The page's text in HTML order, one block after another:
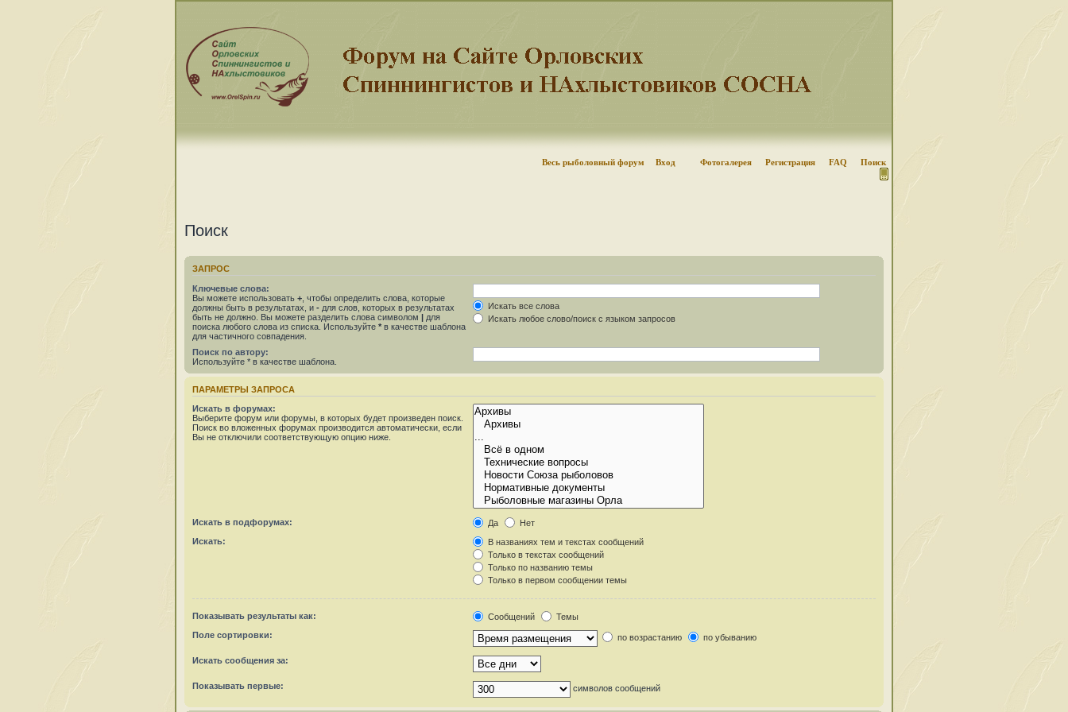
Весь рыболовный форум Вход Фотогалерея Регистрация FAQ Поиск
Поиск
ЗАПРОС
Ключевые слова:
Вы можете использовать + , чтобы определить слова, которые
должны быть в результатах, и - для слов, которых в результатах
быть не должно. Вы можете разделить слова символом | для
поиска любого слова из списка. Используйте * в качестве шаблона
для частичного совпадения.
Искать все слова
Искать любое слово/поиск с языком запросов
Поиск по автору:
Используйте * в качестве шаблона.
ПАРАМЕТРЫ ЗАПРОСА
Искать в форумах:
Выберите форум или форумы, в которых будет произведен поиск.
Поиск во вложенных форумах производится автоматически, если
Вы не отключили соответствующую опцию ниже.
Искать в подфорумах: Да
Нет
Искать:
В названиях тем и текстах сообщений
Только в текстах сообщений
Только по названию темы
Только в первом сообщении темы
Показывать результаты как: Сообщений
Темы
Поле сортировки:
по возрастанию по убыванию
Искать сообщения за:
Показывать первые: символов сообщений